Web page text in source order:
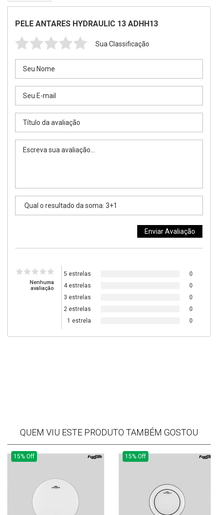
PELE ANTARES HYDRAULIC 13 ADHH13
Sua Classificação
Nenhuma
avaliação
5 estrelas
0
4 estrelas
0
3 estrelas
0
2 estrelas
0
1 estrela
0
QUEM VIU ESTE PRODUTO TAMBÉM GOSTOU
15% Off 15% Off